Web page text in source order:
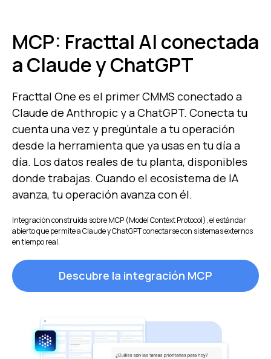
MCP: Fracttal AI conectada
a Claude y ChatGPT
Fracttal One es el primer CMMS conectado a
Claude de Anthropic y a ChatGPT. Conecta tu
cuenta una vez y pregúntale a tu operación
desde la herramienta que ya usas en tu día a
día. Los datos reales de tu planta, disponibles
donde trabajas. Cuando el ecosistema de IA
avanza, tu operación avanza con él.
Integración construida sobre MCP (Model Context Protocol), el estándar
abierto que permite a Claude y ChatGPT conectarse con sistemas externos
en tiempo real.
Descubre la integración MCP